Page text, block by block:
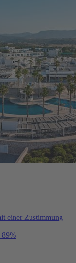
einer Zustimmung
89%